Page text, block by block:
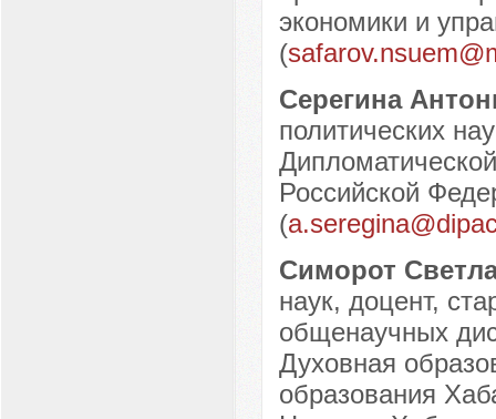
экономики и
(
Серегина
политических
Российской
(
Симорот
наук, доцент,
общенаучных
Духовная
образования